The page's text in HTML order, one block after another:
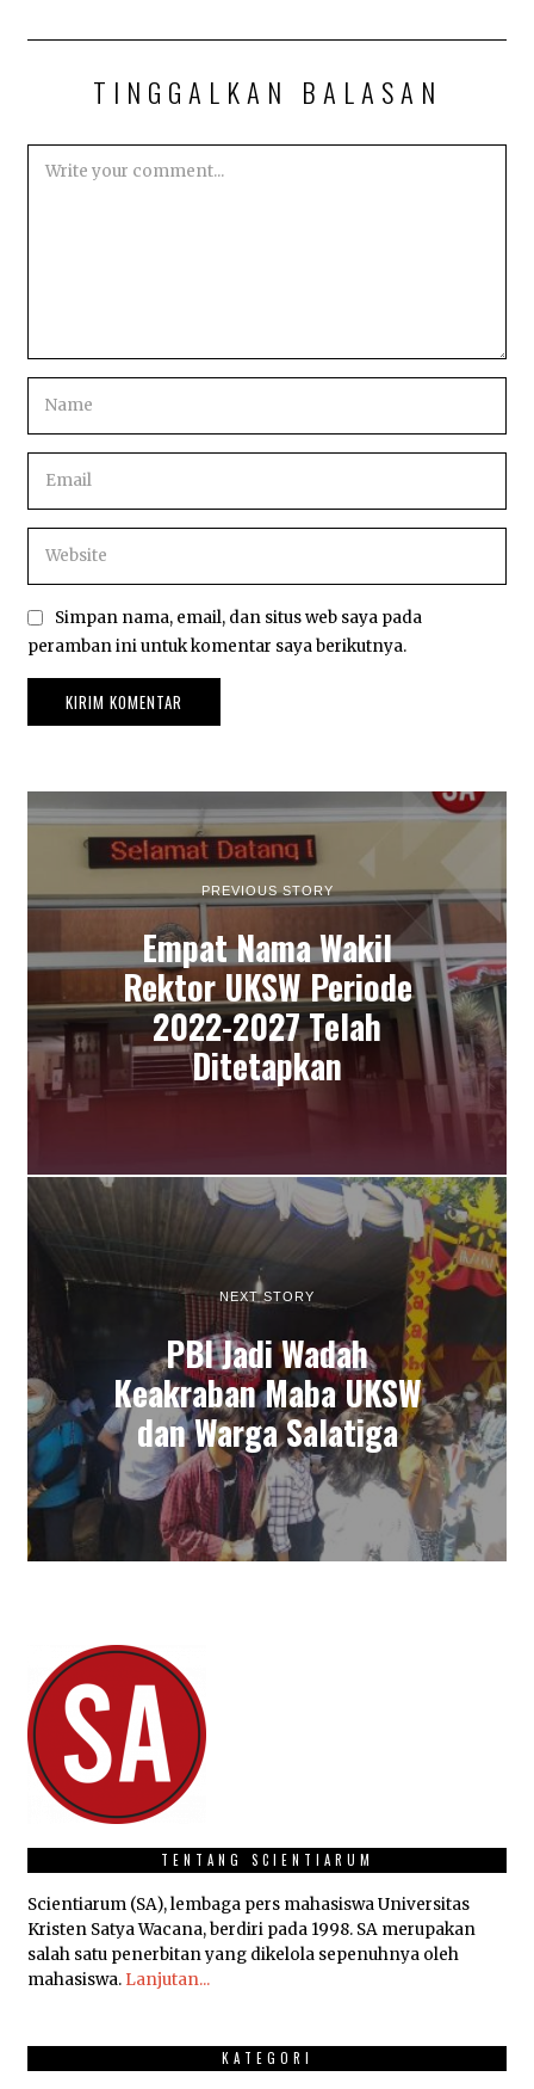
2
TINGGALKAN BALASAN
Simpan nama, email, dan situs web saya pada
peramban ini untuk komentar saya berikutnya.
PREVIOUS STORY
Empat Nama Wakil
Rektor UKSW Periode
2022-2027 Telah
Ditetapkan
NEXT STORY
PBI Jadi Wadah
Keakraban Maba UKSW
dan Warga Salatiga
TENTANG SCIENTIARUM
Scientiarum (SA), lembaga pers mahasiswa Universitas
Kristen Satya Wacana, berdiri pada 1998. SA merupakan
salah satu penerbitan yang dikelola sepenuhnya oleh
mahasiswa. Lanjutan...
KATEGORI